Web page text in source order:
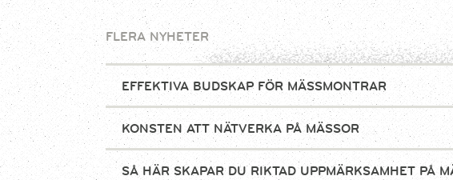
FLERA NYHETER
EFFEKTIVA BUDSKAP FÖR MÄSSMONTRAR
KONSTEN ATT NÄTVERKA PÅ MÄSSOR
SÅ HÄR SKAPAR DU RIKTAD UPPMÄRKSAMHET PÅ